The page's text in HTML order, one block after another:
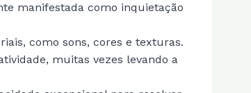
manifestada como inquietação
como sons, cores e texturas.
muitas vezes levando a